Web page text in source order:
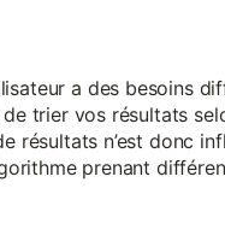
a des besoins
trier vos résultats
résultats n’est donc
prenant